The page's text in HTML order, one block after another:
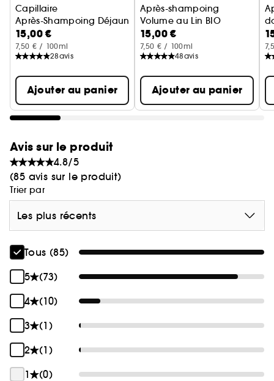
Capillaire
Après-Shampoing Déjaunissant A La Centaurée BIO
15,00 €
7,50 € / 100ml
28avis
Ajouter au panier
Après-shampoing
Volume au Lin BIO
Après-shampoing pour
15,00 €
7,50 € / 100ml
48avis
Ajouter au panier
Avis sur le produit
4.8/5
(85 avis sur le produit)
Trier par
Les plus récents
Tous (85)
5
(73)
4
(10)
3
(1)
2
(1)
1
(0)